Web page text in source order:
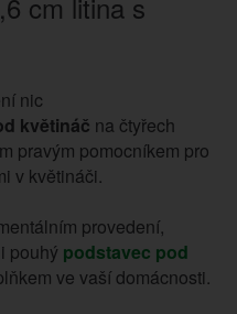
nic
květináč na čtyřech
pravým pomocníkem pro
v květináči.
provedení,
pouhý podstavec pod
ve vaší domácnosti.